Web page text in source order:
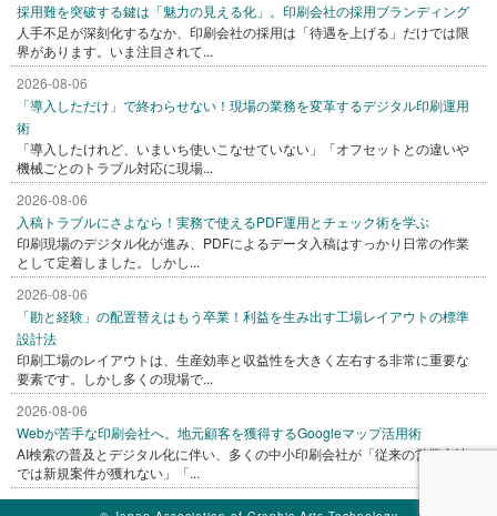
採用難を突破する鍵は「魅力の見える化」。印刷会社の採用ブランディング
人手不足が深刻化するなか、印刷会社の採用は「待遇を上げる」だけでは限
界があります。いま注目されて...
2026-08-06
「導入しただけ」で終わらせない！現場の業務を変革するデジタル印刷運用
術
「導入したけれど、いまいち使いこなせていない」「オフセットとの違いや
機械ごとのトラブル対応に現場...
2026-08-06
入稿トラブルにさよなら！実務で使えるPDF運用とチェック術を学ぶ
印刷現場のデジタル化が進み、PDFによるデータ入稿はすっかり日常の作業
として定着しました。しかし...
2026-08-06
「勘と経験」の配置替えはもう卒業！利益を生み出す工場レイアウトの標準
設計法
印刷工場のレイアウトは、生産効率と収益性を大きく左右する非常に重要な
要素です。しかし多くの現場で...
2026-08-06
Webが苦手な印刷会社へ。地元顧客を獲得するGoogleマップ活用術
AI検索の普及とデジタル化に伴い、多くの中小印刷会社が「従来の営業方法
では新規案件が獲れない」「...